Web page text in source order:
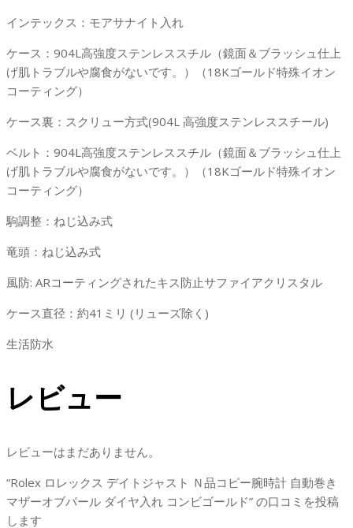
インテックス：モアサナイト入れ
ケース：904L高強度ステンレススチル（鏡面＆ブラッシュ仕上
げ肌トラブルや腐食がないです。）（18Kゴールド特殊イオン
コーティング）
ケース裏：スクリュー方式(904L 高強度ステンレススチール)
ベルト：904L高強度ステンレススチル（鏡面＆ブラッシュ仕上
げ肌トラブルや腐食がないです。）（18Kゴールド特殊イオン
コーティング）
駒調整：ねじ込み式
竜頭：ねじ込み式
風防: ARコーティングされたキス防止サファイアクリスタル
ケース直径：約41ミリ (リューズ除く)
生活防水
レビュー
レビューはまだありません。
“Rolex ロレックス デイトジャスト Ｎ品コピー腕時計 自動巻き
マザーオブパール ダイヤ入れ コンビゴールド” の口コミを投稿
します